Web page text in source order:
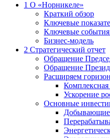
1 О «Норникеле»
Краткий обзор
Ключевые
Ключевые события
Бизнес-модель
2 Стратегический отчет
Обращение
Обращение
Расширяем
Комплексная
Ускорение
Основные